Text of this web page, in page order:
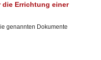
die Errichtung einer
genannten Dokumente